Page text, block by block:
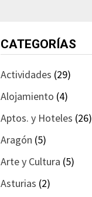
CATEGORÍAS
Actividades (29)
Alojamiento (4)
Aptos. y Hoteles (26)
Aragón (5)
Arte y Cultura (5)
Asturias (2)